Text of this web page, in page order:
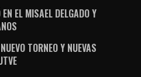
EL MISAEL DELGADO Y
TORNEO Y NUEVAS